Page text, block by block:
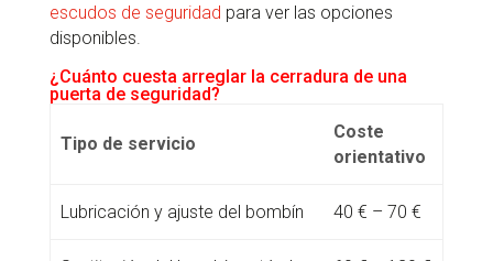
escudos de seguridad para ver las opciones
disponibles.
¿Cuánto cuesta arreglar la cerradura de una
puerta de seguridad?
Tipo de servicio
Coste
orientativo
Lubricación y ajuste del bombín 40 € – 70 €